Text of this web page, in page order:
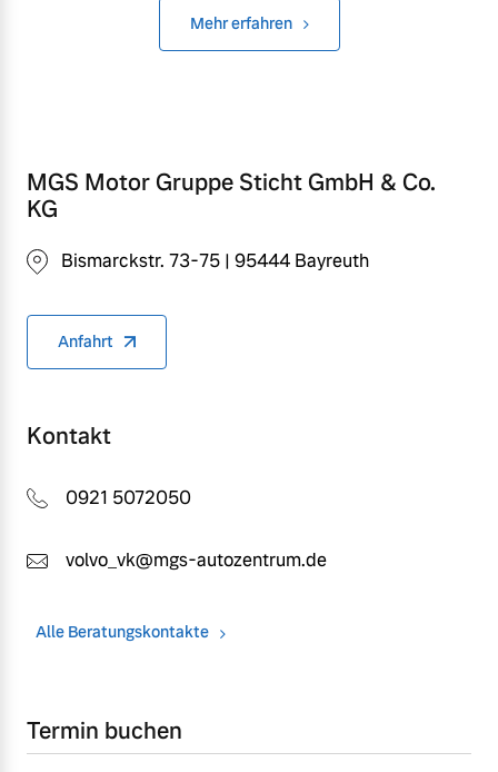
Mehr erfahren
MGS Motor Gruppe Sticht GmbH & Co.
KG
Bismarckstr. 73-75 | 95444 Bayreuth
Anfahrt
Kontakt
0921 5072050
volvo_vk@mgs-autozentrum.de
Alle Beratungskontakte
Termin buchen